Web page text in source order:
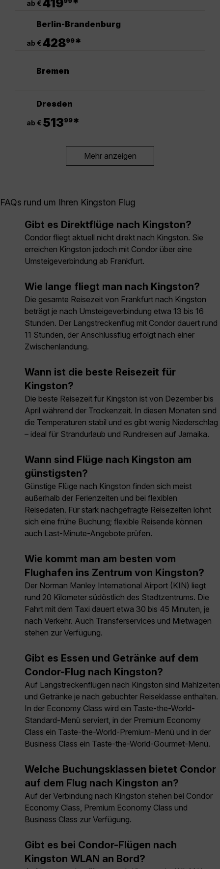
ab €419 *
Berlin-Brandenburg
ab €42899*
Bremen
Dresden
ab € 51399*
Mehr anzeigen
FAQs rund um Ihren Kingston Flug
Gibt es Direktflüge nach Kingston?
Condor fliegt aktuell nicht direkt nach Kingston. Sie
erreichen Kingston jedoch mit Condor über eine
Umsteigeverbindung ab Frankfurt.
Wie lange fliegt man nach Kingston?
Die gesamte Reisezeit von Frankfurt nach Kingston
beträgt je nach Umsteigeverbindung etwa 13 bis 16
Stunden. Der Langstreckenflug mit Condor dauert rund
11 Stunden, der Anschlussflug erfolgt nach einer
Zwischenlandung.
Wann ist die beste Reisezeit für
Kingston?
Die beste Reisezeit für Kingston ist von Dezember bis
April während der Trockenzeit. In diesen Monaten sind
die Temperaturen stabil und es gibt wenig Niederschlag
– ideal für Strandurlaub und Rundreisen auf Jamaika.
Wann sind Flüge nach Kingston am
günstigsten?
Günstige Flüge nach Kingston finden sich meist
außerhalb der Ferienzeiten und bei flexiblen
Reisedaten. Für stark nachgefragte Reisezeiten lohnt
sich eine frühe Buchung; flexible Reisende können
auch Last-Minute-Angebote prüfen.
Wie kommt man am besten vom
Flughafen ins Zentrum von Kingston?
Der Norman Manley International Airport (KIN) liegt
rund 20 Kilometer südöstlich des Stadtzentrums. Die
Fahrt mit dem Taxi dauert etwa 30 bis 45 Minuten, je
nach Verkehr. Auch Transferservices und Mietwagen
stehen zur Verfügung.
Gibt es Essen und Getränke auf dem
Condor-Flug nach Kingston?
Auf Langstreckenflügen nach Kingston sind Mahlzeiten
und Getränke je nach gebuchter Reiseklasse enthalten.
In der Economy Class wird ein Taste-the-World-
Standard-Menü serviert, in der Premium Economy
Class ein Taste-the-World-Premium-Menü und in der
Business Class ein Taste-the-World-Gourmet-Menü.
Welche Buchungsklassen bietet Condor
auf dem Flug nach Kingston an?
Auf der Verbindung nach Kingston stehen bei Condor
Economy Class, Premium Economy Class und
Business Class zur Verfügung.
Gibt es bei Condor-Flügen nach
Kingston WLAN an Bord?